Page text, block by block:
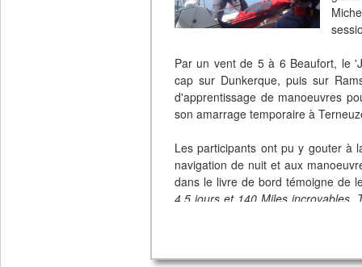
Par un vent de 5 à 6 Beaufort, le
cap sur Dunkerque, puis sur
d'apprentissage de manoeuvres
son amarrage temporaire à
Les participants ont pu y gouter à
navigation de nuit et aux
dans le livre de bord témoigne de
4,5 jours et 140 Miles incroyables.